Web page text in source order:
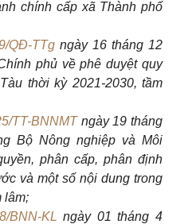
chính cấp xã Thành phố
QĐ-TTg ngày 16 tháng 12
phủ về phê duyệt quy
thời kỳ 2021-2030, tầm
TT-BNNMTngày 19 tháng
Bộ Nông nghiệp và Môi
phân cấp, phân định
và một số nội dung trong
lâm;
BNN-KL ngày 01 tháng 4